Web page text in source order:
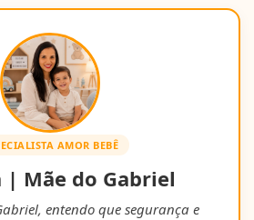
AMOR BEBÊ
| Mãe do Gabriel
entendo que segurança e